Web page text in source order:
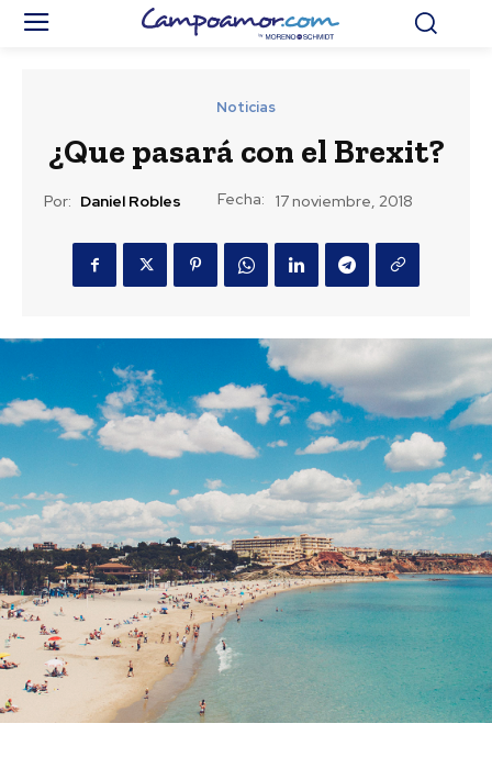
Noticias
¿Que pasará con el Brexit?
Por: Daniel Robles Fecha: 17 noviembre, 2018